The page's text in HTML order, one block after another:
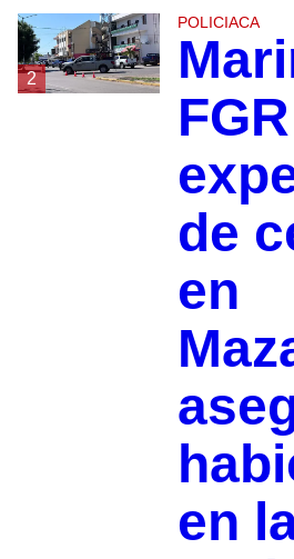
2
POLICIACA
de
en
en